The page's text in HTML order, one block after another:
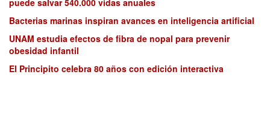
Bacterias marinas inspiran avances en inteligencia artificial
UNAM estudia efectos de fibra de nopal para prevenir
obesidad infantil
El Principito celebra 80 años con edición interactiva